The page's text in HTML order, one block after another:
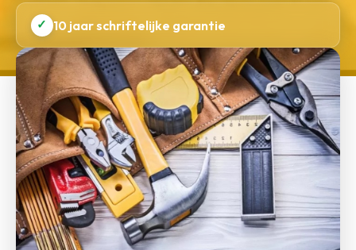
✓ 10 jaar schriftelijke garantie